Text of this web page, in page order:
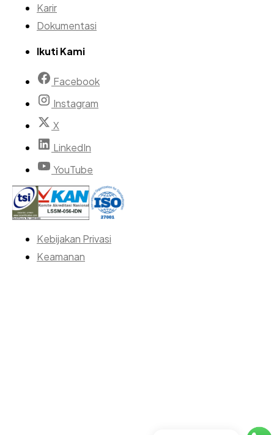
Karir
Dokumentasi
Ikuti Kami
Facebook
Instagram
X
LinkedIn
YouTube
Kebijakan Privasi
Keamanan